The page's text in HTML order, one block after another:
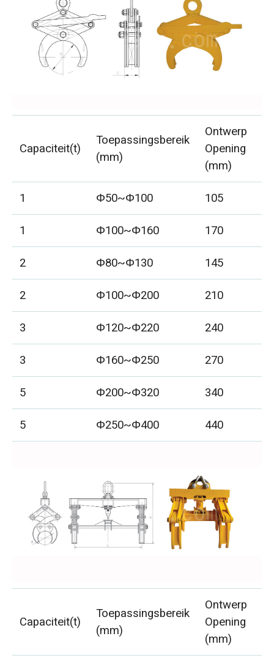
Capaciteit(t)
Toepassingsbereik
(mm)
Ontwerp
Opening
(mm)
1 Φ50~Φ100 105
1
Φ100~Φ160 170
2
Φ80~Φ130 145
2
Φ100~Φ200 210
3
Φ120~Φ220 240
3
Φ160~Φ250 270
5
Φ200~Φ320 340
5
Φ250~Φ400 440
Capaciteit(t)
Toepassingsbereik
(mm)
Ontwerp
Opening
(mm)